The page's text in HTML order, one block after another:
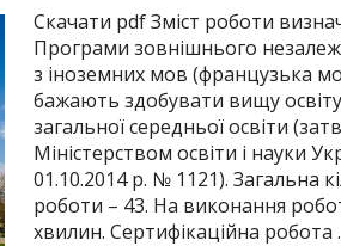
Скачати pdf Зміст роботи
Програми зовнішнього
з іноземних мов (французька
бажають здобувати вищу
загальної середньої освіти
Міністерством освіти і науки
01.10.2014 р. № 1121). Загальна
роботи – 43. На виконання
хвилин. Сертифікаційна робота